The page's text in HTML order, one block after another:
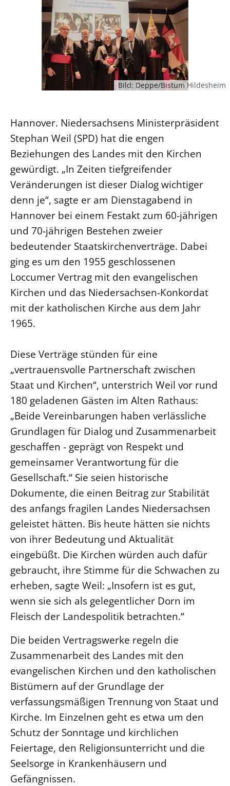
Bild: Deppe/Bistum Hildesheim
Hannover. Niedersachsens Ministerpräsident
Stephan Weil (SPD) hat die engen
Beziehungen des Landes mit den Kirchen
gewürdigt. „In Zeiten tiefgreifender
Veränderungen ist dieser Dialog wichtiger
denn je“, sagte er am Dienstagabend in
Hannover bei einem Festakt zum 60-jährigen
und 70-jährigen Bestehen zweier
bedeutender Staatskirchenverträge. Dabei
ging es um den 1955 geschlossenen
Loccumer Vertrag mit den evangelischen
Kirchen und das Niedersachsen-Konkordat
mit der katholischen Kirche aus dem Jahr
1965.
Diese Verträge stünden für eine
„vertrauensvolle Partnerschaft zwischen
Staat und Kirchen“, unterstrich Weil vor rund
180 geladenen Gästen im Alten Rathaus:
„Beide Vereinbarungen haben verlässliche
Grundlagen für Dialog und Zusammenarbeit
geschaffen - geprägt von Respekt und
gemeinsamer Verantwortung für die
Gesellschaft.“ Sie seien historische
Dokumente, die einen Beitrag zur Stabilität
des anfangs fragilen Landes Niedersachsen
geleistet hätten. Bis heute hätten sie nichts
von ihrer Bedeutung und Aktualität
eingebüßt. Die Kirchen würden auch dafür
gebraucht, ihre Stimme für die Schwachen zu
erheben, sagte Weil: „Insofern ist es gut,
wenn sie sich als gelegentlicher Dorn im
Fleisch der Landespolitik betrachten.“
Die beiden Vertragswerke regeln die
Zusammenarbeit des Landes mit den
evangelischen Kirchen und den katholischen
Bistümern auf der Grundlage der
verfassungsmäßigen Trennung von Staat und
Kirche. Im Einzelnen geht es etwa um den
Schutz der Sonntage und kirchlichen
Feiertage, den Religionsunterricht und die
Seelsorge in Krankenhäusern und
Gefängnissen.
Kirche und Finanzen
Personalausschuss
LANDESKIRCHENAMT
Willkommen
Kollegium
Rechnungsprüfungsamt
Fachstelle Sexualisierte Gewalt
Beschwerdestellen
Kirchenämter
Gleichstellung
Datenschutz
LANDESSYNODE
27. Landessynode
Kontakt
Hintergrund
MITARBEIT
Beruf
Freie Stellen
BIBLIOTHEK & ARCHIV
SERVICE
Älterwerden im Pfarrberuf
Beteiligungsverfahren
Beschwerdestellen
Ephoralbüro
Finanzplanung
Fundraising
IT-Service
Corporate Design
Interventionsplan
Jahresgespräche
Kantine Speiseplan
Kirchliches Amtsblatt
Kirchliche Verwaltung
Klimaschutzgesetz
Kunstreferat
NKVK
Öffentlichkeitsarbeit
Personalausschuss
Projektmanagement
Recht
Terminstundenplaner
Evangelische Kirche
Lutherische Kirche
Glaubensbekenntnis
Positionen
Ökumene
Gegen Gewalt
KLIMASCHUTZ
Nachhaltigkeit
Erneuerbare Energien
Mobilität
Gebäude
Impressum
Datenschutz
Kontakt
Barrierefreiheit
Presse
Freie Stellen
Suche